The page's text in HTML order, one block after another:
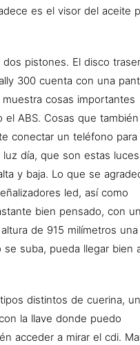
es el visor del aceite
pistones. El disco
300 cuenta con una
cosas importantes
ABS. Cosas que
conectar un teléfono para
día, que son estas luces
y baja. Lo que se
led, así como
bien pensado, con
de 915 milímetros una
suba, pueda llegar bien
distintos de cuerina,
la llave donde puedo
acceder a mirar el cdi.